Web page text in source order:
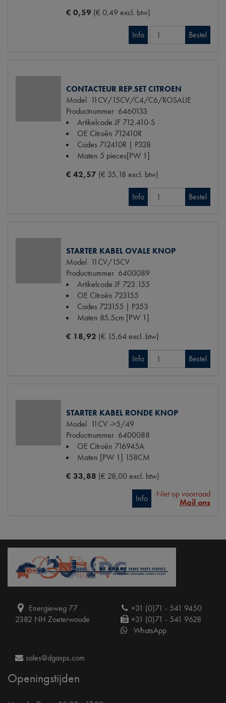
€ 0,59 (€ 0,49 excl. btw)
Info Bestel
CONTACTEUR REP.SET CITROEN
Model 11CV/15CV/C4/C6/ROSALIE
Productnummer 6460133
Artikelcode JF 712.410-S
OE Citroën 712410R
Codes 712410R | P328
Maten 5 pieces[PW 1]
€ 42,57 (€ 35,18 excl. btw)
Info Bestel
STARTER KABEL OVALE KNOP
Model 11CV/15CV
Productnummer 6400089
Artikelcode JF 723.155
OE Citroën 723155
Codes 723155 | P353
Maten 85.5cm [PW 1]
€ 18,92 (€ 15,64 excl. btw)
Info Bestel
STARTER KABEL RONDE KNOP
Model 11CV ->5/49
Productnummer 6400088
OE Citroën 716945A
Maten [PW 1] 158CM
€ 33,88 (€ 28,00 excl. btw)
Info
Niet op voorraad
Mail ons
Energieweg 77
2382 NH Zoeterwoude
+31 (0)71 - 541 9450
+31 (0)71 - 541 9628
WhatsApp
sales@dgasps.com
Openingstijden